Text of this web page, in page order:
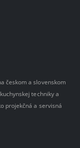
českom a slovenskom
techniky a
projekčná a servisná